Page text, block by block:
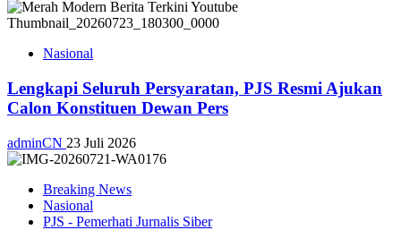
Nasional
Lengkapi Seluruh Persyaratan, PJS Resmi Ajukan
Calon Konstituen Dewan Pers
adminCN 23 Juli 2026
Breaking News
Nasional
PJS - Pemerhati Jurnalis Siber